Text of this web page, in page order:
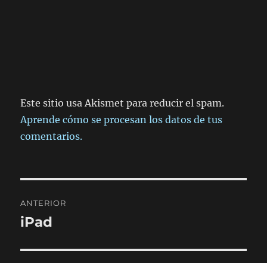
Este sitio usa Akismet para reducir el spam.
Aprende cómo se procesan los datos de tus
comentarios.
de
ANTERIOR
Entrada
iPad